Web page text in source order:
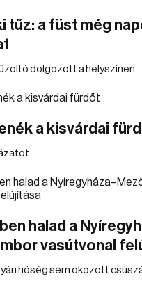
tűz: a füst még
dolgozott a helyszínen.
a kisvárdai
halad a
vasútvonal
hőség sem okozott